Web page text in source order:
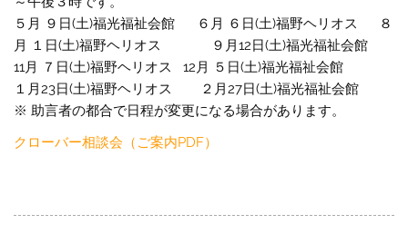
５月 ９日(土)福光福祉会館 ６月 ６日(土)福野ヘリオス ８
月 １日(土)福野ヘリオス ９月12日(土)福光福祉会館
11月 ７日(土)福野ヘリオス 12月 ５日(土)福光福祉会館
１月23日(土)福野ヘリオス ２月27日(土)福光福祉会館
※ 助言者の都合で日程が変更になる場合があります。
クローバー相談会（ご案内PDF）